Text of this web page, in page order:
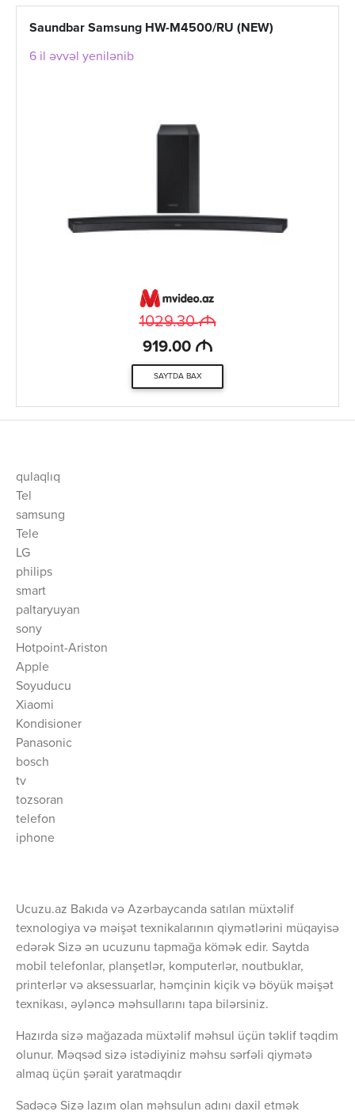
Saundbar Samsung HW-M4500/RU (NEW)
6 il əvvəl yenilənib
1029.30M
919.00 M
SAYTDA BAX
qulaqlıq
Tel
samsung
Tele
LG
philips
smart
paltaryuyan
sony
Hotpoint-Ariston
Apple
Soyuducu
Xiaomi
Kondisioner
Panasonic
bosch
tv
tozsoran
telefon
iphone
Ucuzu.az Bakıda və Azərbaycanda satılan müxtəlif
texnologiya və məişət texnikalarının qiymətlərini müqayisə
edərək Sizə ən ucuzunu tapmağa kömək edir. Saytda
mobil telefonlar, planşetlər, komputerlər, noutbuklar,
printerlər və aksessuarlar, həmçinin kiçik və böyük məişət
texnikası, əyləncə məhsullarını tapa bilərsiniz.
Hazırda sizə mağazada müxtəlif məhsul üçün təklif təqdim
olunur. Məqsəd sizə istədiyiniz məhsu sərfəli qiymətə
almaq üçün şərait yaratmaqdır
Sadəcə Sizə lazım olan məhsulun adını daxil etmək